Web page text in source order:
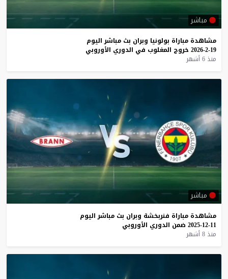
مباشر
مشاهدة مباراة بولونيا وبران بث مباشر اليوم
19-2-2026
خروج المغلوب في الدوري الأوروبي
منذ 6 أشهر
مباشر
مشاهدة مباراة فنربخشة وبران بث مباشر اليوم
11-12-2025
ضمن الدوري الأوروبي
منذ 8 أشهر